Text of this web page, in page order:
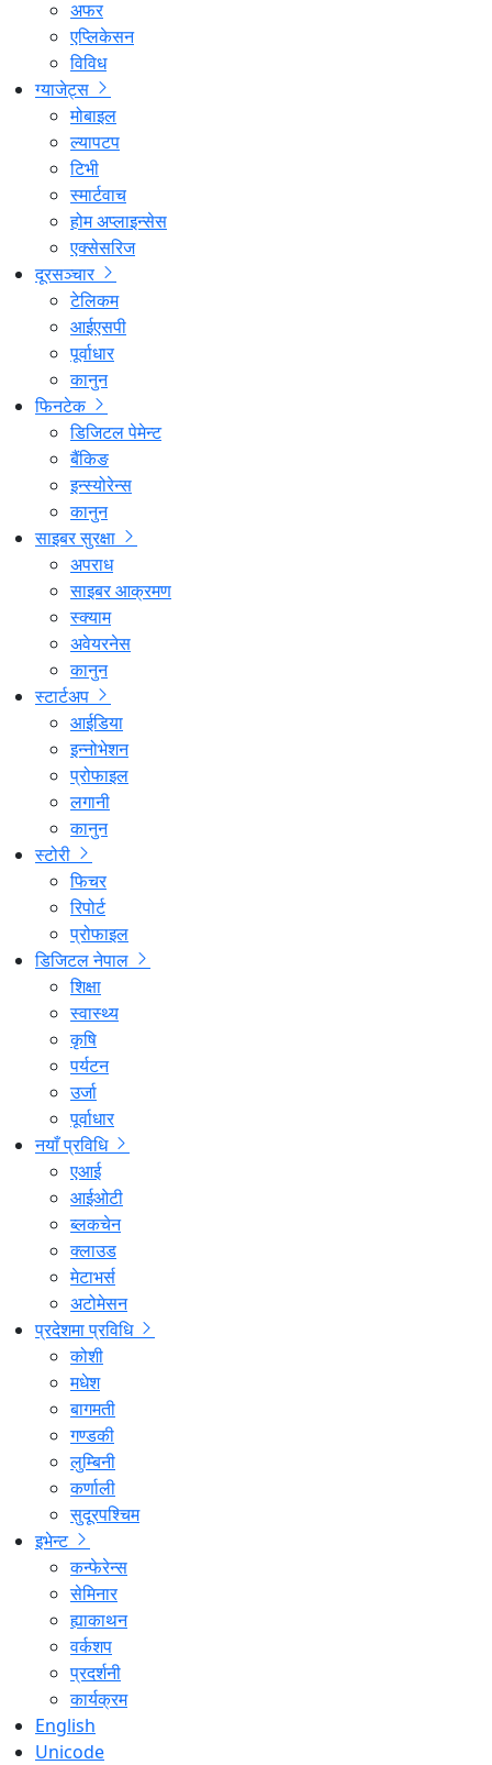
अफर
एप्लिकेसन
विविध
ग्याजेट्स
मोबाइल
ल्यापटप
टिभी
स्मार्टवाच
होम अप्लाइन्सेस
एक्सेसरिज
दूरसञ्चार
टेलिकम
आईएसपी
पूर्वाधार
कानुन
फिनटेक
डिजिटल पेमेन्ट
बैंकिङ
इन्स्योरेन्स
कानुन
साइबर सुरक्षा
अपराध
साइबर आक्रमण
स्क्याम
अवेयरनेस
कानुन
स्टार्टअप
आईडिया
इन्नोभेशन
प्रोफाइल
लगानी
कानुन
स्टोरी
फिचर
रिपोर्ट
प्रोफाइल
डिजिटल नेपाल
शिक्षा
स्वास्थ्य
कृषि
पर्यटन
उर्जा
पूर्वाधार
नयाँ प्रविधि
एआई
आईओटी
ब्लकचेन
क्लाउड
मेटाभर्स
अटोमेसन
प्रदेशमा प्रविधि
कोशी
मधेश
बागमती
गण्डकी
लुम्बिनी
कर्णाली
सुदूरपश्चिम
इभेन्ट
कन्फेरेन्स
सेमिनार
ह्याकाथन
वर्कशप
प्रदर्शनी
कार्यक्रम
English
Unicode